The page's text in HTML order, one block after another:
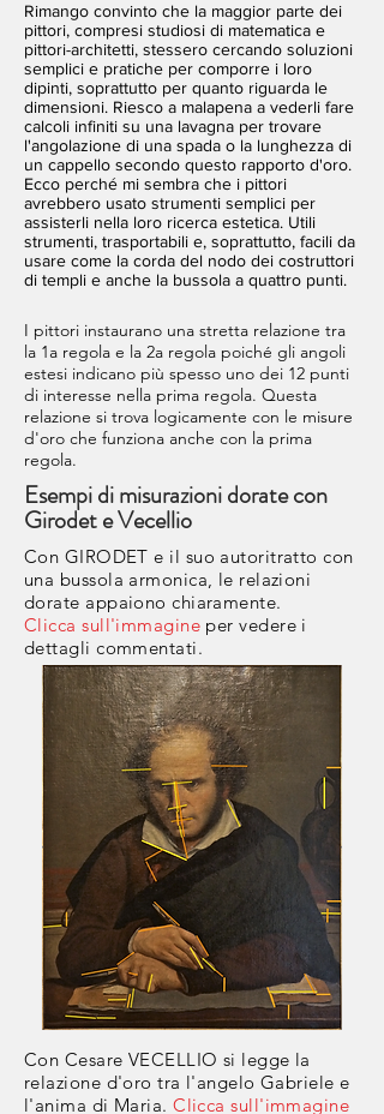
Rimango convinto che la maggior parte dei
pittori, compresi studiosi di matematica e
pittori-architetti, stessero cercando soluzioni
semplici e pratiche per comporre i loro
dipinti, soprattutto per quanto riguarda le
dimensioni. Riesco a malapena a vederli fare
calcoli infiniti su una lavagna per trovare
l'angolazione di una spada o la lunghezza di
un cappello secondo questo rapporto d'oro.
Ecco perché mi sembra che i pittori
avrebbero usato strumenti semplici per
assisterli nella loro ricerca estetica. Utili
strumenti, trasportabili e, soprattutto, facili da
usare come la corda del nodo dei costruttori
di templi e anche la bussola a quattro punti.
I pittori instaurano una stretta relazione tra
la 1a regola e la 2a regola poiché gli angoli
estesi indicano più spesso uno dei 12 punti
di interesse nella prima regola. Questa
relazione si trova logicamente con le misure
d'oro che funziona anche con la prima
regola.
Esempi di misurazioni dorate con
Girodet e Vecellio
Con GIRODET e il suo autoritratto con
una bussola armonica, le relazioni
dorate appaiono chiaramente.
Clicca sull'immagine per vedere i
dettagli commentati.
Con Cesare VECELLIO si legge la
relazione d'oro tra l'angelo Gabriele e
l'anima di Maria. Clicca sull'immagine